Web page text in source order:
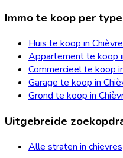
Immo te koop per type
Huis te koop in
Appartement te koop
Commercieel te koop
Garage te koop in
Grond te koop in
Uitgebreide
Alle straten in chievres